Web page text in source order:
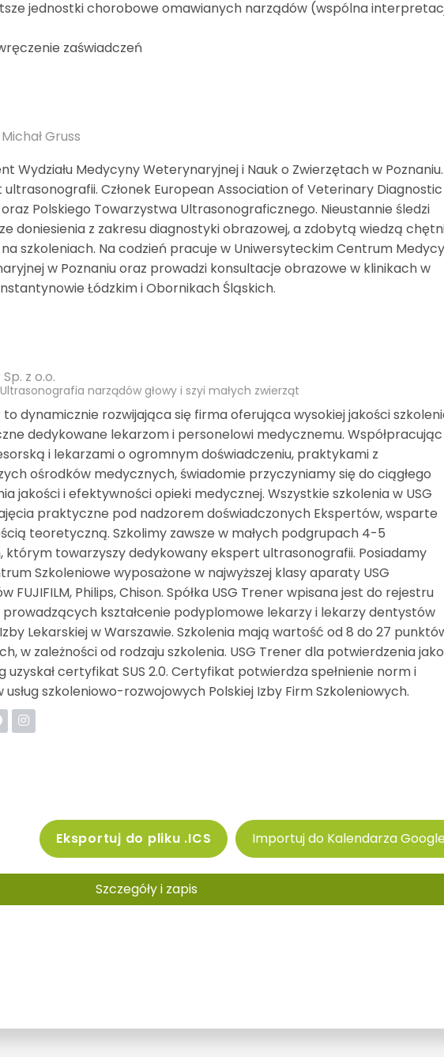
jednostki chorobowe omawianych narządów (wspólna
zaświadczeń
Gruss
Wydziału Medycyny Weterynaryjnej i Nauk o Zwierzętach w Poznaniu.
ultrasonografii. Członek European Association of Veterinary Diagnostic
Polskiego Towarzystwa Ultrasonograficznego. Nieustannie śledzi
doniesienia z zakresu diagnostyki obrazowej, a zdobytą wiedzą
na szkoleniach. Na codzień pracuje w Uniwersyteckim Centrum
w Poznaniu oraz prowadzi konsultacje obrazowe w klinikach w
Łódzkim i Obornikach Śląskich.
z o.o.
narządów głowy i szyi małych zwierząt
to dynamicznie rozwijająca się firma oferująca wysokiej jakości
dedykowane lekarzom i personelowi medycznemu.
i lekarzami o ogromnym doświadczeniu, praktykami z
ośrodków medycznych, świadomie przyczyniamy się do ciągłego
jakości i efektywności opieki medycznej. Wszystkie szkolenia w USG
praktyczne pod nadzorem doświadczonych Ekspertów, wsparte
teoretyczną. Szkolimy zawsze w małych podgrupach 4-5
którym towarzyszy dedykowany ekspert ultrasonografii. Posiadamy
Szkoleniowe wyposażone w najwyższej klasy aparaty USG
FUJIFILM, Philips, Chison. Spółka USG Trener wpisana jest do rejestru
kształcenie podyplomowe lekarzy i lekarzy dentystów
Lekarskiej w Warszawie. Szkolenia mają wartość od 8 do 27
w zależności od rodzaju szkolenia. USG Trener dla potwierdzenia
uzyskał certyfikat SUS 2.0. Certyfikat potwierdza spełnienie norm i
szkoleniowo-rozwojowych Polskiej Izby Firm Szkoleniowych.
Eksportuj do pliku .ICS Importuj do Kalendarza
Szczegóły i zapis